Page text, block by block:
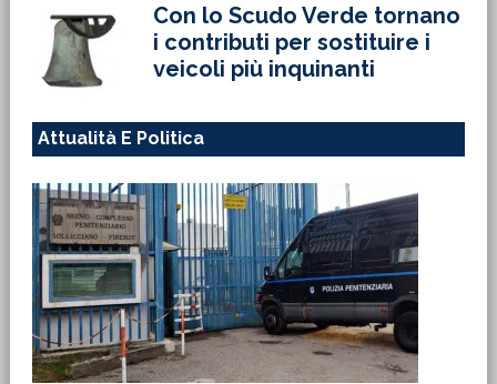
Con lo Scudo Verde tornano
i contributi per sostituire i
veicoli più inquinanti
Attualità E Politica